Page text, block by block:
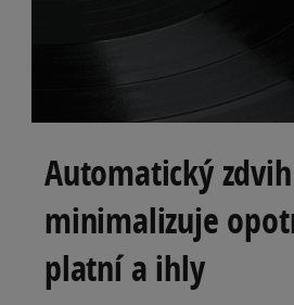
Automatický zdvih
minimalizuje
platní a ihly